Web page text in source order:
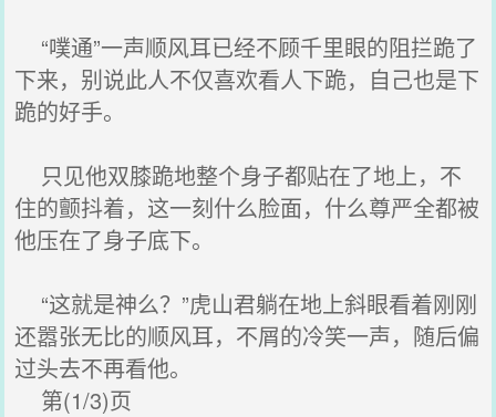
“噗通”一声顺风耳已经不顾千里眼的阻拦跪了
下来，别说此人不仅喜欢看人下跪，自己也是下
跪的好手。
只见他双膝跪地整个身子都贴在了地上，不
住的颤抖着，这一刻什么脸面，什么尊严全都被
他压在了身子底下。
“这就是神么？”虎山君躺在地上斜眼看着刚刚
还嚣张无比的顺风耳，不屑的冷笑一声，随后偏
过头去不再看他。
第(1/3)页